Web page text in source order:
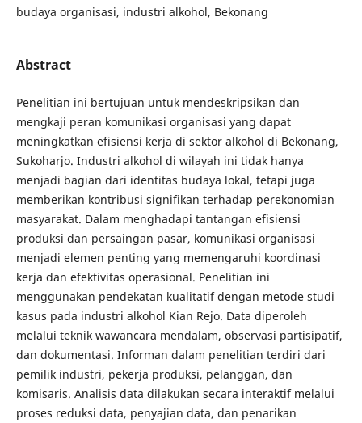
budaya organisasi, industri alkohol, Bekonang
Abstract
Penelitian ini bertujuan untuk mendeskripsikan dan
mengkaji peran komunikasi organisasi yang dapat
meningkatkan efisiensi kerja di sektor alkohol di Bekonang,
Sukoharjo. Industri alkohol di wilayah ini tidak hanya
menjadi bagian dari identitas budaya lokal, tetapi juga
memberikan kontribusi signifikan terhadap perekonomian
masyarakat. Dalam menghadapi tantangan efisiensi
produksi dan persaingan pasar, komunikasi organisasi
menjadi elemen penting yang memengaruhi koordinasi
kerja dan efektivitas operasional. Penelitian ini
menggunakan pendekatan kualitatif dengan metode studi
kasus pada industri alkohol Kian Rejo. Data diperoleh
melalui teknik wawancara mendalam, observasi partisipatif,
dan dokumentasi. Informan dalam penelitian terdiri dari
pemilik industri, pekerja produksi, pelanggan, dan
komisaris. Analisis data dilakukan secara interaktif melalui
proses reduksi data, penyajian data, dan penarikan